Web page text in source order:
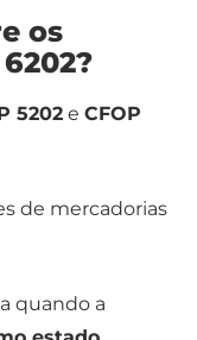
os
5202 e CFOP
de mercadorias
quando a